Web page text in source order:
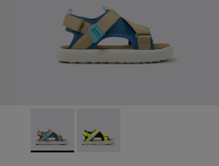
Ledersandalen
Pelotas Flota - K800636-
Pelotas Flota -